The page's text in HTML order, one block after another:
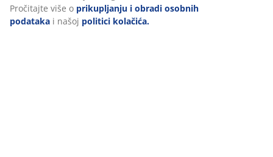
Pročitajte više o prikupljanju i obradi osobnih
podataka i našoj politici kolačića.